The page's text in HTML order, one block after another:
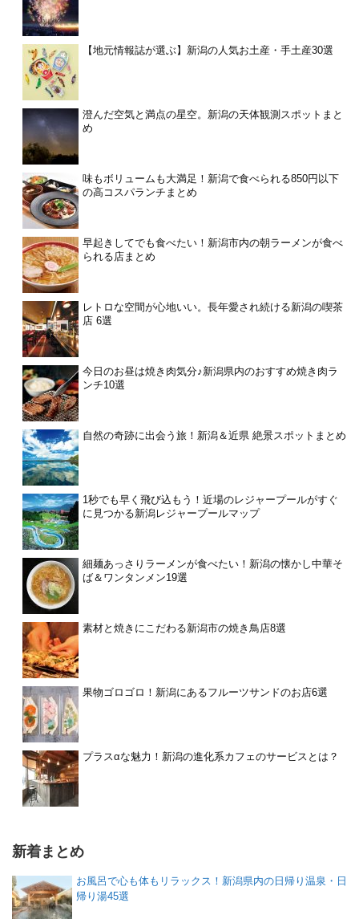
【地元情報誌が選ぶ】新潟の人気お土産・手土産30選
澄んだ空気と満点の星空。新潟の天体観測スポットまと
め
味もボリュームも大満足！新潟で食べられる850円以下
の高コスパランチまとめ
早起きしてでも食べたい！新潟市内の朝ラーメンが食べ
られる店まとめ
レトロな空間が心地いい。長年愛され続ける新潟の喫茶
店 6選
今日のお昼は焼き肉気分♪新潟県内のおすすめ焼き肉ラ
ンチ10選
自然の奇跡に出会う旅！新潟＆近県 絶景スポットまとめ
1秒でも早く飛び込もう！近場のレジャープールがすぐ
に見つかる新潟レジャープールマップ
細麺あっさりラーメンが食べたい！新潟の懐かし中華そ
ば＆ワンタンメン19選
素材と焼きにこだわる新潟市の焼き鳥店8選
果物ゴロゴロ！新潟にあるフルーツサンドのお店6選
プラスαな魅力！新潟の進化系カフェのサービスとは？
新着まとめ
お風呂で心も体もリラックス！新潟県内の日帰り温泉・日
帰り湯45選